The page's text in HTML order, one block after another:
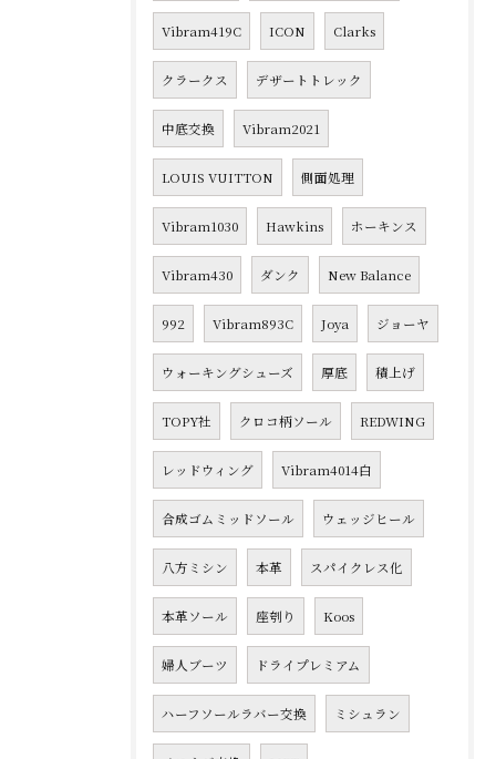
Vibram419C ICON Clarks
クラークス デザートトレック
中底交換 Vibram2021
LOUIS VUITTON 側面処理
Vibram1030 Hawkins ホーキンス
Vibram430 ダンク New Balance
992 Vibram893C Joya ジョーヤ
ウォーキングシューズ 厚底 積上げ
TOPY社 クロコ柄ソール REDWING
レッドウィング Vibram4014白
合成ゴムミッドソール ウェッジヒール
八方ミシン 本革 スパイクレス化
本革ソール 座刳り Koos
婦人ブーツ ドライプレミアム
ハーフソールラバー交換 ミシュラン